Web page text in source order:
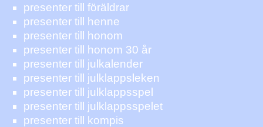
presenter till föräldrar
presenter till henne
presenter till honom
presenter till honom 30 år
presenter till julkalender
presenter till julklappsleken
presenter till julklappsspel
presenter till julklappsspelet
presenter till kompis